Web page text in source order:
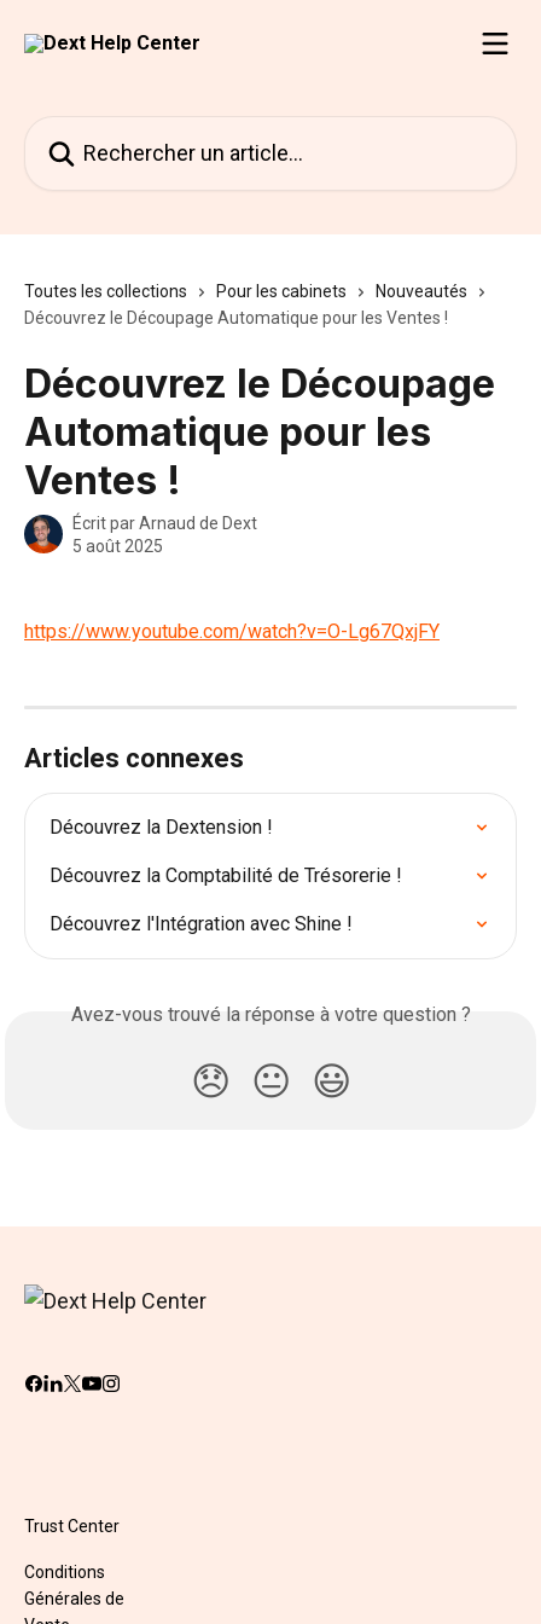
Toutes les collections Pour les cabinets
Nouveautés
Découvrez le Découpage Automatique pour les Ventes !
Découvrez le Découpage
Automatique pour les
Ventes !
Écrit parArnaud de Dext
5 août 2025
https://www.youtube.com/watch?v=O-Lg67QxjFY
Articles connexes
Découvrez la Dextension !
Découvrez la Comptabilité de Trésorerie !
Découvrez l'Intégration avec Shine !
Avez-vous trouvé la réponse à votre question ?
😞 😐 😃
Trust Center
Conditions
Générales de